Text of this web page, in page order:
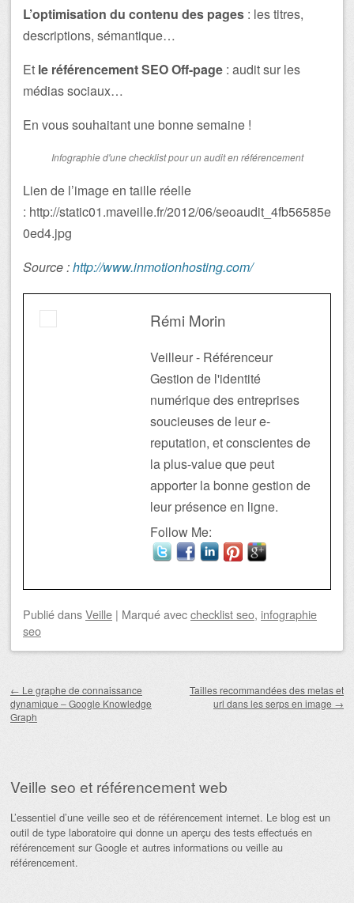
L’optimisation du contenu des pages : les titres,
descriptions, sémantique…
Et le référencement SEO Off-page : audit sur les
médias sociaux…
En vous souhaitant une bonne semaine !
Infographie d'une checklist pour un audit en référencement
Lien de l’image en taille réelle
: http://static01.maveille.fr/2012/06/seoaudit_4fb56585e
0ed4.jpg
Source :http://www.inmotionhosting.com/
Rémi Morin
Veilleur - Référenceur
Gestion de l'identité
numérique des entreprises
soucieuses de leur e-
reputation, et conscientes de
la plus-value que peut
apporter la bonne gestion de
leur présence en ligne.
Follow Me:
PubliédansVeille | Marqué avecchecklist seo, infographie
seo
← Le graphe de connaissance
dynamique – Google Knowledge
Graph
Tailles recommandées des metas et
url dans les serps en image →
Veille seo et référencement web
L’essentiel d’une veille seo et de référencement internet. Le blog est un
outil de type laboratoire qui donne un aperçu des tests effectués en
référencement sur Google et autres informations ou veille au
référencement.